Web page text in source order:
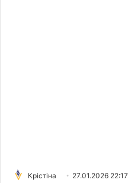
Крістіна 27.01.2026 22:17